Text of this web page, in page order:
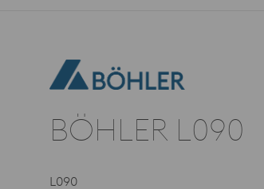
BÖHLER L090
L090